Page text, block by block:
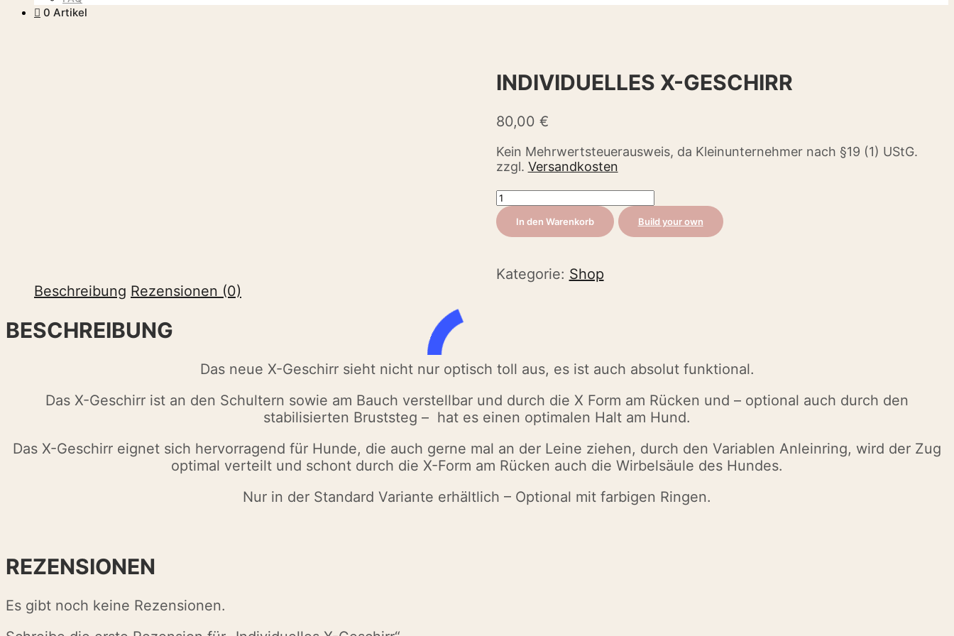
0 Artikel
INDIVIDUELLES X-GESCHIRR
80,00 €
Kein Mehrwertsteuerausweis, da Kleinunternehmer nach §19 (1) UStG.
zzgl. Versandkosten
Individuelles
X-
Geschirr
In den Warenkorb Build your own
Kategorie: Shop
Beschreibung Rezensionen (0)
BESCHREIBUNG
Das neue X-Geschirr sieht nicht nur optisch toll aus, es ist auch absolut funktional.
Das X-Geschirr ist an den Schultern sowie am Bauch verstellbar und durch die X Form am Rücken und – optional auch durch den
stabilisierten Bruststeg – hat es einen optimalen Halt am Hund.
Das X-Geschirr eignet sich hervorragend für Hunde, die auch gerne mal an der Leine ziehen, durch den Variablen Anleinring, wird der Zug
optimal verteilt und schont durch die X-Form am Rücken auch die Wirbelsäule des Hundes.
Nur in der Standard Variante erhältlich – Optional mit farbigen Ringen.
REZENSIONEN
Es gibt noch keine Rezensionen.